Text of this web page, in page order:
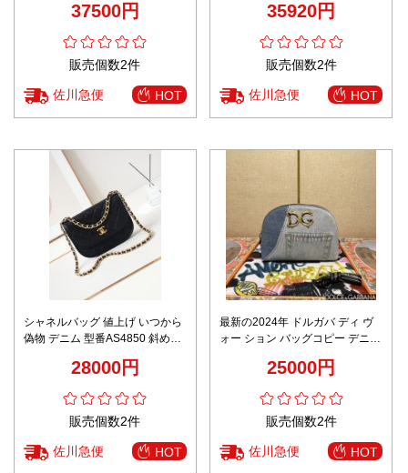
37500円
販売個数2件
佐川急便 HOT
ル 高級レベル仕様の完成度 発送
35920円
販売個数2件
佐川急便 HOT
シャネルバッグ 値上げ いつから
偽物 デニム 型番AS4850 斜め掛
用 ブラック28000円
販売個数2件
佐川急便 HOT
最新の2024年 ドルガバ ディ ヴ
ォー ション バッグコピー デニム
25000円
販売個数2件
佐川急便 HOT